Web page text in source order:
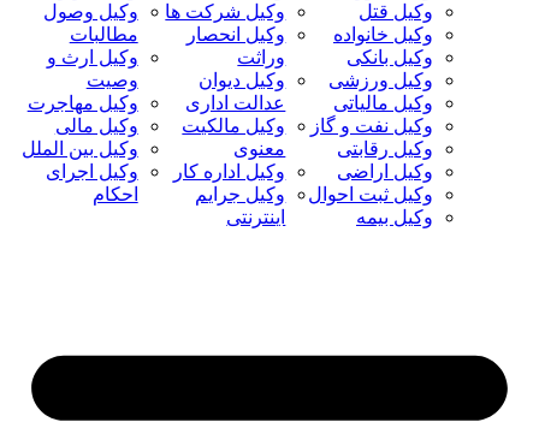
وکیل قتل
وکیل خانواده
وکیل بانکی
وکیل ورزشی
وکیل مالیاتی
وکیل نفت و گاز
وکیل رقابتی
وکیل اراضی
وکیل ثبت احوال
وکیل بیمه
وکیل شرکت ها
وکیل انحصار
وراثت
وکیل دیوان
عدالت اداری
وکیل مالکیت
معنوی
وکیل اداره کار
وکیل جرایم
اینترنتی
وکیل وصول
مطالبات
وکیل ارث و
وصیت
وکیل مهاجرت
وکیل مالی
وکیل بین الملل
وکیل اجرای
احکام